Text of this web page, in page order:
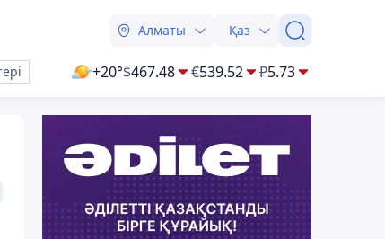
Алматы Қаз
+20°$467.48 €539.52 ₽5.73